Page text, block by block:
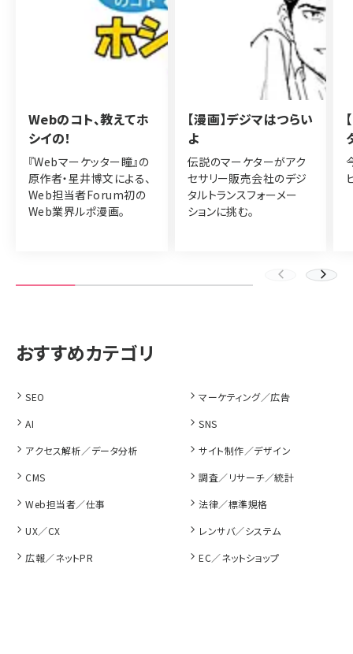
Webのコト、教えてホ
シイの！
『Webマーケッター瞳』の
原作者・星井博文による、
Web担当者Forum初の
Web業界ルポ漫画。
【漫画】デジマはつらい
よ
伝説のマーケターがアク
セサリー販売会社のデジ
タルトランスフォーメー
ションに挑む。
SEO
マーケティング／広告
AI
SNS
アクセス解析／データ分析
サイト制作／デザイン
CMS
調査／リサーチ／統計
Web担当者／仕事
法律／標準規格
UX／CX
レンサバ／システム
広報／ネットPR
EC／ネットショップ